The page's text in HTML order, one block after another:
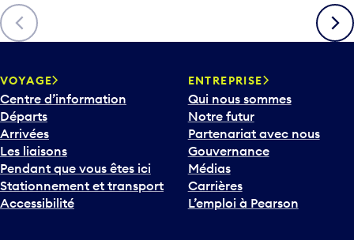
è
c
h
v
e
r
s
l
e
b
a
Précédent
VOYAGE
Centre d’information
Départs
Arrivées
Les liaisons
Pendant que vous êtes ici
Stationnement et transport
Accessibilité
ENTREPRISE
Qui nous sommes
Notre futur
Partenariat avec nous
Gouvernance
Médias
Carrières
L’emploi à Pearson